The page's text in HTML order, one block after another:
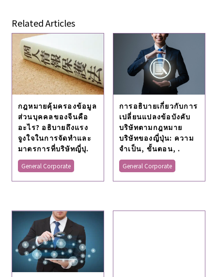
Related Articles
กฎหมายคุ้มครองข้อมูล
ส่วนบุคคลของจีนคือ
อะไร? อธิบายถึงแรง
จูงใจในการจัดทําและ
มาตรการที่บริษัทญี่ปุ.
General Corporate
การอธิบายเกี่ยวกับการ
เปลี่ยนแปลงข้อบังคับ
บริษัทตามกฎหมาย
บริษัทของญี่ปุ่น: ความ
จําเป็น, ขั้นตอน, .
General Corporate